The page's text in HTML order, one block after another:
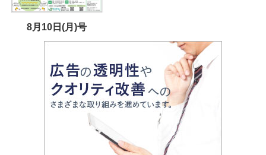
8月10日(月)号